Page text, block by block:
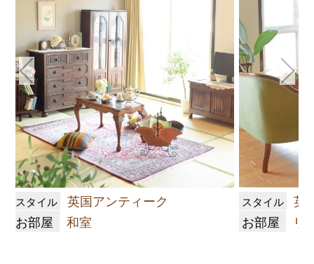
スタイル
英国アンティーク
お部屋
和室
スタイル
英
お部屋
リ